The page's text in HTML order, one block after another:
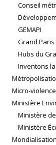
Conseil
GEMAPI
Grand Paris
Hubs du
Inventons
Micro-
Ministère
Ministère
Ministère
Mondialisation